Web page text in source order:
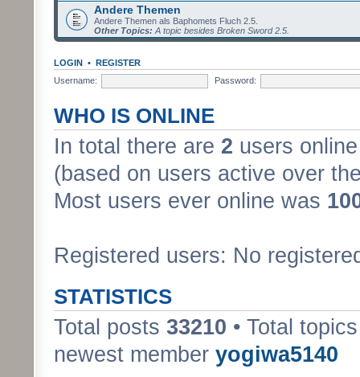
Andere Themen
Andere Themen als Baphomets Fluch 2.5.
Other Topics: A topic besides Broken Sword 2.5.
LOGIN • REGISTER
Username:
Password:
WHO IS ONLINE
In total there are 2 users
(based on users active over
Most users ever online was
Registered users: No
STATISTICS
Total posts 33210 • Total
newest member yogiwa5140